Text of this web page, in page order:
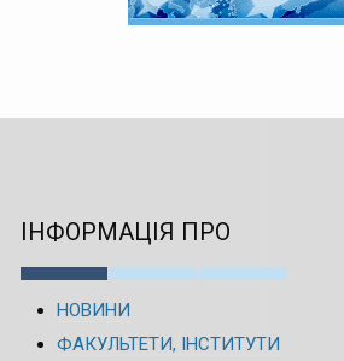
ІНФОРМАЦІЯ ПРО
НОВИНИ
ФАКУЛЬТЕТИ, ІНСТИТУТИ